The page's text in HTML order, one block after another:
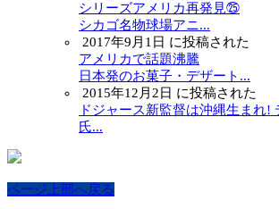
シリーズアメリカ再発見㉕
シカゴ名物球場アニ...
2017年9月1日 に投稿された
アメリカで話題沸騰
日本発のお菓子・デザート...
2015年12月2日 に投稿された
ドジャース新監督は沖縄生まれ!
氏...
ページ上部へ戻る